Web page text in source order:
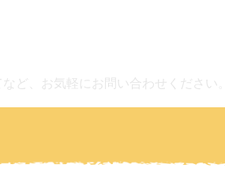
ど、お気軽にお問い合わせください。